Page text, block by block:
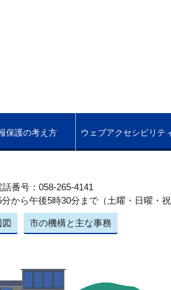
保護の考え方 ウェブアクセシビリテ
番号：058-265-4141
ら午後5時30分まで（土曜・日曜・祝
図 市の機構と主な事務